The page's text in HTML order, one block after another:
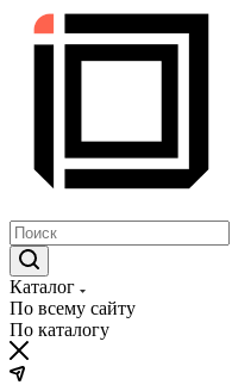
Каталог
По всему сайту
По каталогу